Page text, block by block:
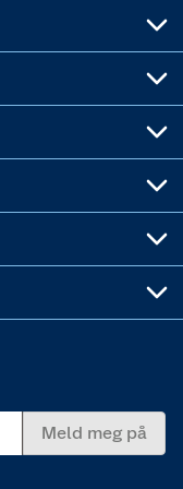
Meld meg på